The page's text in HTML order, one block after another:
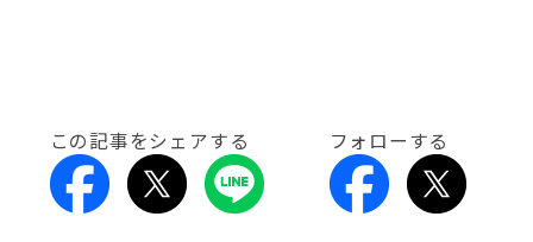
この記事をシェアする フォローする